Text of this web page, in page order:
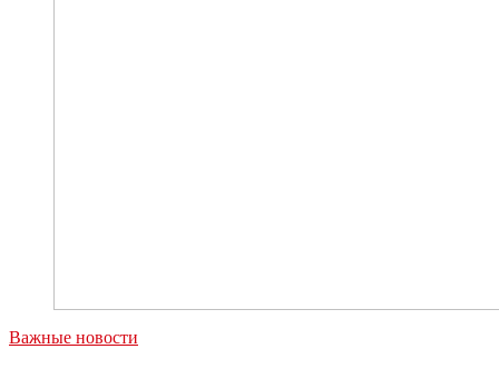
Важные новости